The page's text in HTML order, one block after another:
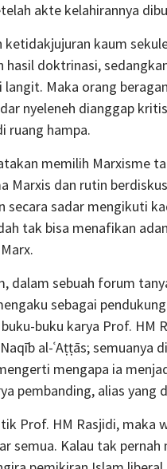
akte kelahirannya
kaum
hasil doktrinasi,
Maka orang
nyeleneh dianggap
ruang hampa.
memilih Marxisme
Marxis dan rutin
sadar mengikuti
tak bisa menafikan
dalam sebuah forum
sebagai
buku karya Prof. HM
al-ʿAṭṭās; semuanya
mengapa ia
pembanding, alias yang
Prof. HM Rasjidi, maka
semua. Kalau tak